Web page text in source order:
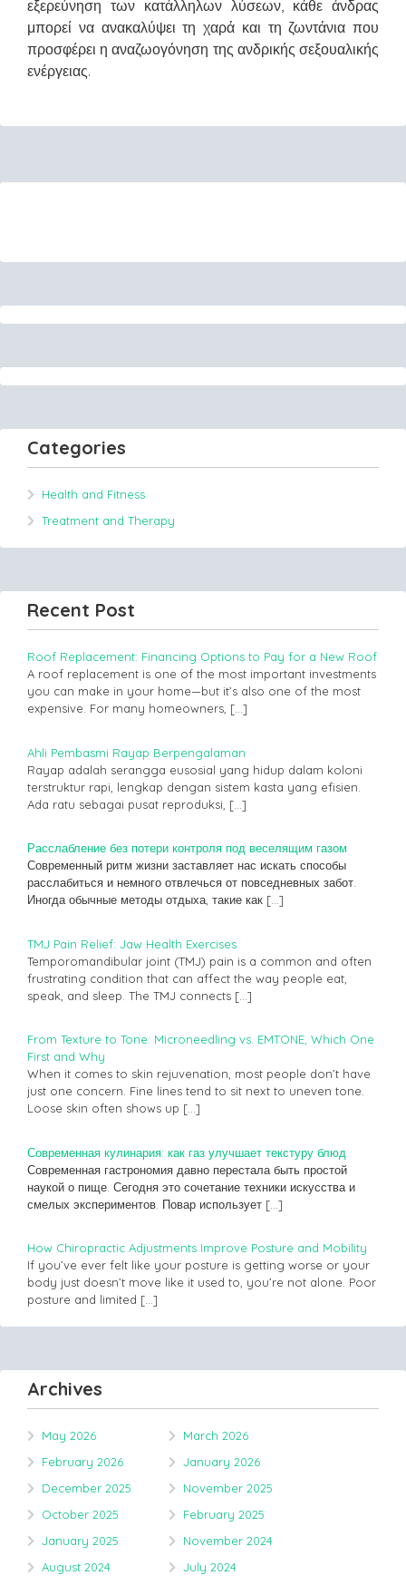
εξερεύνηση των κατάλληλων λύσεων, κάθε άνδρας
μπορεί να ανακαλύψει τη χαρά και τη ζωντάνια που
προσφέρει η αναζωογόνηση της ανδρικής σεξουαλικής
ενέργειας.
Categories
Health and Fitness
Treatment and Therapy
Recent Post
Roof Replacement: Financing Options to Pay for a New Roof
A roof replacement is one of the most important investments
you can make in your home—but it’s also one of the most
expensive. For many homeowners, […]
Ahli Pembasmi Rayap Berpengalaman
Rayap adalah serangga eusosial yang hidup dalam koloni
terstruktur rapi, lengkap dengan sistem kasta yang efisien.
Ada ratu sebagai pusat reproduksi, […]
Расслабление без потери контроля под веселящим газом
Современный ритм жизни заставляет нас искать способы
расслабиться и немного отвлечься от повседневных забот.
Иногда обычные методы отдыха, такие как […]
TMJ Pain Relief: Jaw Health Exercises
Temporomandibular joint (TMJ) pain is a common and often
frustrating condition that can affect the way people eat,
speak, and sleep. The TMJ connects […]
From Texture to Tone: Microneedling vs. EMTONE, Which One
First and Why
When it comes to skin rejuvenation, most people don’t have
just one concern. Fine lines tend to sit next to uneven tone.
Loose skin often shows up […]
Современная кулинария: как газ улучшает текстуру блюд
Современная гастрономия давно перестала быть простой
наукой о пище. Сегодня это сочетание техники искусства и
смелых экспериментов. Повар использует […]
How Chiropractic Adjustments Improve Posture and Mobility
If you’ve ever felt like your posture is getting worse or your
body just doesn’t move like it used to, you’re not alone. Poor
posture and limited […]
Archives
May 2026
March 2026
February 2026
January 2026
December 2025
November 2025
October 2025
February 2025
January 2025
November 2024
August 2024
July 2024